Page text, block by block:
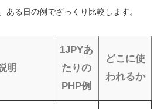
ある日の例でざっくり比較します。
明
1JPYあ
たりの
PHP例
どこに使
われるか